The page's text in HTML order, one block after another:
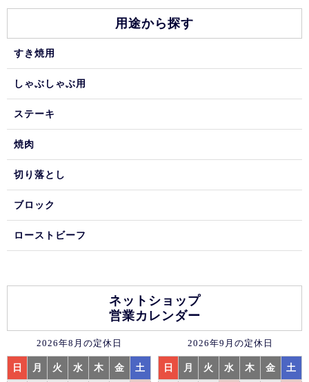
用途から探す
すき焼用
しゃぶしゃぶ用
ステーキ
焼肉
切り落とし
ブロック
ローストビーフ
ネットショップ
営業カレンダー
2026年8月の定休日
日 月 火 水 木 金 土
2026年9月の定休日
日 月 火 水 木 金 土